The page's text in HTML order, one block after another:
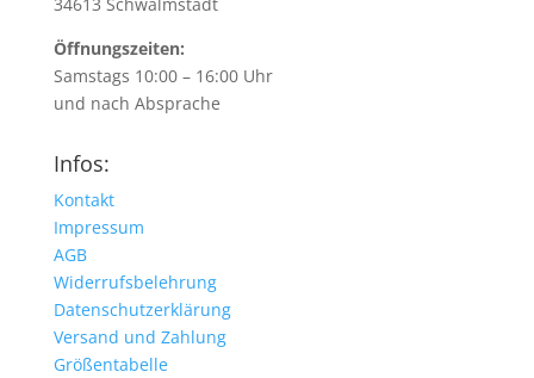
Öffnungszeiten:
Samstags 10:00 – 16:00 Uhr
und nach Absprache
Infos:
Kontakt
Impressum
AGB
Widerrufsbelehrung
Datenschutzerklärung
Versand und Zahlung
Größentabelle